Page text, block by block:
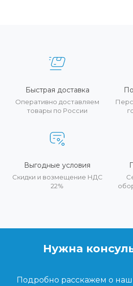
Быстрая доставка
Оперативно доставляем
товары по России
Выгодные условия
Скидки и возмещение НДС
22%
Нужна
Подробно расскажем о